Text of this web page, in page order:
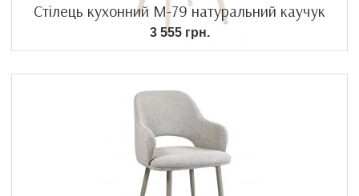
Стілець кухонний M-79 натуральний каучук
3 555 грн.